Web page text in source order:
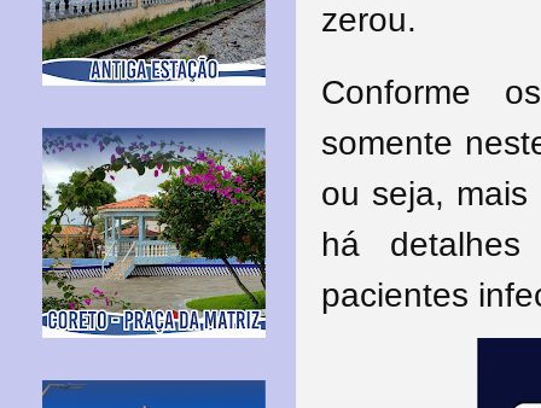
zerou.
Conforme
somente
ou seja,
há
pacientes